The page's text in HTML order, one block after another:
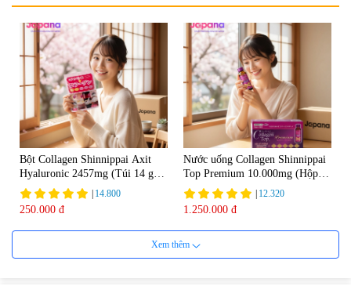
Bột Collagen Shinnippai Axit
Hyaluronic 2457mg (Túi 14 gói
x 3g) - Date 04/2027
14.800
250.000 đ
Nước uống Collagen Shinnippai
Top Premium 10.000mg (Hộp
10 chai x 50ml)
12.320
1.250.000 đ
Xem thêm